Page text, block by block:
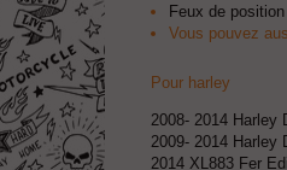
Feux de
Vous pouvez
Pour harley
2008- 2014 Harley
2009- 2014 Harley
2014 XL883 Fer